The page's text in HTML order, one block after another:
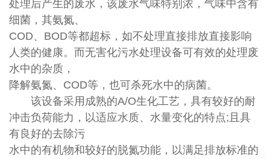
处理后产生的废水，该废水气味特别浓，气味中含有
细菌，其氨氮、
COD、BOD等都超标，如不处理直接排放直接影响
人类的健康。而无害化污水处理设备可有效的处理废
水中的杂质，
降解氨氮、COD等，也可杀死水中的病菌。
该设备采用成熟的A/O生化工艺，具有较好的耐
冲击负荷能力，以适应水质、水量变化的特点;且具
有良好的去除污
水中的有机物和较好的脱氮功能，以满足排放标准的